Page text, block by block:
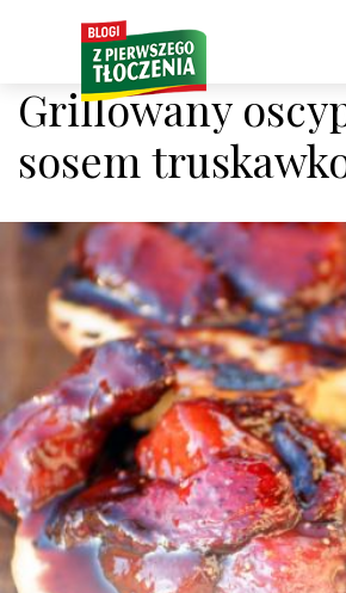
Grillowany
sosem